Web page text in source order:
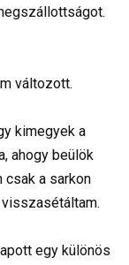
változott.
kimegyek a
ahogy beülök
csak a sarkon
egy különös